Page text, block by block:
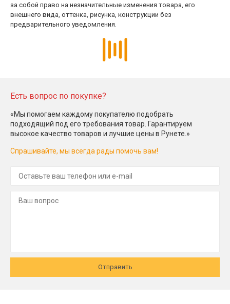
за собой право на незначительные изменения товара, его
внешнего вида, оттенка, рисунка, конструкции без
предварительного уведомления.
Есть вопрос по покупке?
«Мы помогаем каждому покупателю подобрать
подходящий под его требования товар. Гарантируем
высокое качество товаров и лучшие цены в Рунете.»
Спрашивайте, мы всегда рады помочь вам!
Отправить